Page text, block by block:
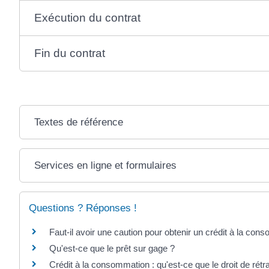
Exécution du contrat
Fin du contrat
Textes de référence
Services en ligne et formulaires
Questions ? Réponses !
Faut-il avoir une caution pour obtenir un crédit à la
Qu'est-ce que le prêt sur gage ?
Crédit à la consommation : qu'est-ce que le droit de